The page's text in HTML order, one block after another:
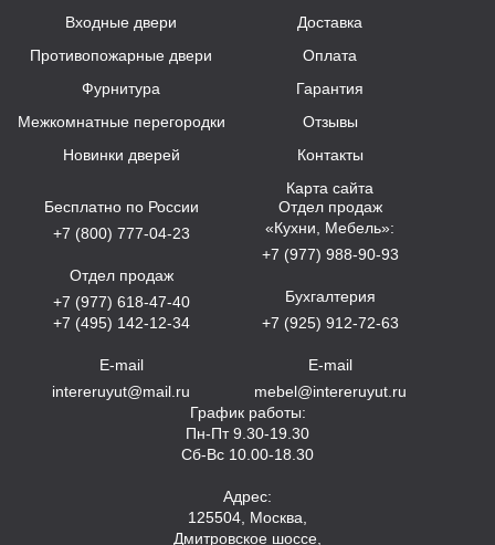
Входные двери
Противопожарные двери
Фурнитура
Межкомнатные перегородки
Новинки дверей
Доставка
Оплата
Гарантия
Отзывы
Контакты
Карта сайта
Бесплатно по России
+7 (800) 777-04-23
Отдел продаж
+7 (977) 618-47-40
+7 (495) 142-12-34
E-mail
intereruyut@mail.ru
Отдел продаж
«Кухни, Мебель»:
+7 (977) 988-90-93
Бухгалтерия
+7 (925) 912-72-63
E-mail
mebel@intereruyut.ru
График работы:
Пн-Пт 9.30-19.30
Сб-Вс 10.00-18.30
Адрес:
125504, Москва,
Дмитровское шоссе,